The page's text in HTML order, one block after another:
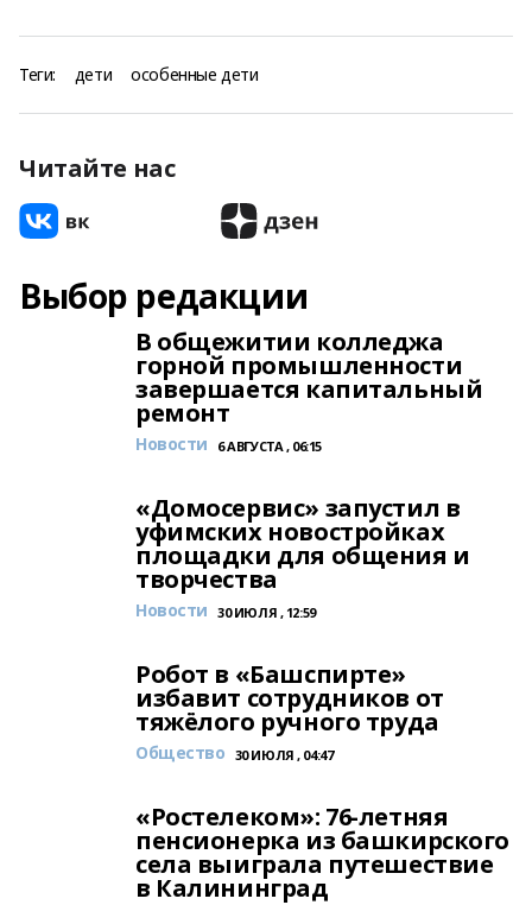
Теги: дети особенные дети
Читайте нас
Выбор редакции
В общежитии колледжа
горной промышленности
завершается капитальный
ремонт
Новости 6 АВГУСТА , 06:15
«Домосервис» запустил в
уфимских новостройках
площадки для общения и
творчества
Новости 30 ИЮЛЯ , 12:59
Робот в «Башспирте»
избавит сотрудников от
тяжёлого ручного труда
Общество 30 ИЮЛЯ , 04:47
«Ростелеком»: 76-летняя
пенсионерка из башкирского
села выиграла путешествие
в Калининград